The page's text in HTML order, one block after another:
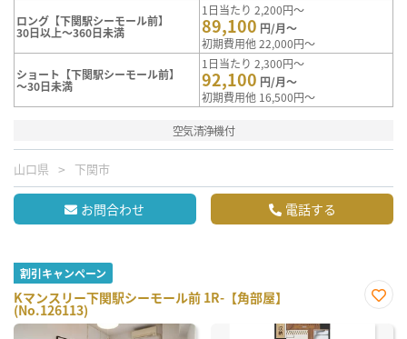
ロング【下関駅シーモール前】
30日以上～360日未満
1日当たり 2,200円～
89,100 円/月～
初期費用他 22,000円～
ショート【下関駅シーモール前】
～30日未満
1日当たり 2,300円～
92,100 円/月～
初期費用他 16,500円～
空気清浄機付
山口県 下関市
お問合わせ 電話する
割引キャンペーン
Kマンスリー下関駅シーモール前 1R-【角部屋】
(No.126113)
に入